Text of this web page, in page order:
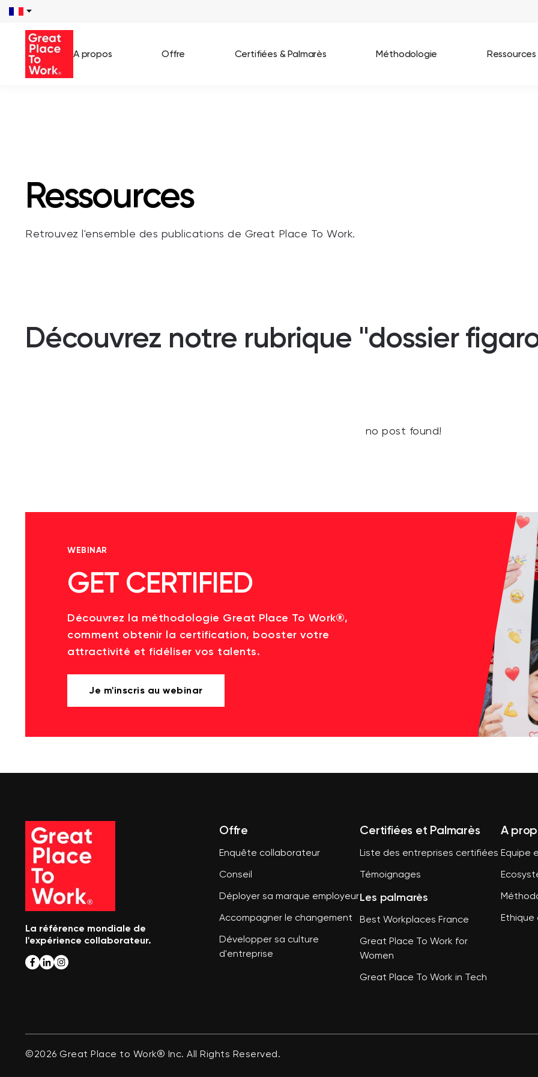
A propos Offre Certifiées & Palmarès Méthodologie Ressources
/**** SEARCH *****/ /**** END SEARCH *****/
Ressources
Retrouvez l'ensemble des publications de Great Place To Work.
Découvrez notre rubrique "dossier
no post found!
WEBINAR
GET CERTIFIED
Découvrez la méthodologie Great Place To Work®,
comment obtenir la certification, booster votre
attractivité et fidéliser vos talents.
Je m'inscris au webinar
La référence mondiale de
l'expérience collaborateur.
Offre
Enquête collaborateur
Conseil
Déployer sa marque employeur
Accompagner le changement
Développer sa culture
d'entreprise
Certifiées et Palmarès
Liste des entreprises certifiées
Témoignages
Les palmarès
Best Workplaces France
Great Place To Work for
Women
Great Place To Work in Tech
A
Equipe
©2026 Great Place to Work® Inc. All Rights Reserved.